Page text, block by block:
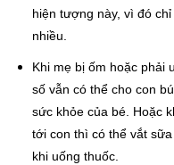
hiện tượng này, vì đó
nhiều.
Khi mẹ bị ốm hoặc phải
số vẫn có thể cho con
sức khỏe của bé. Hoặc
tới con thì có thể vắt
khi uống thuốc.